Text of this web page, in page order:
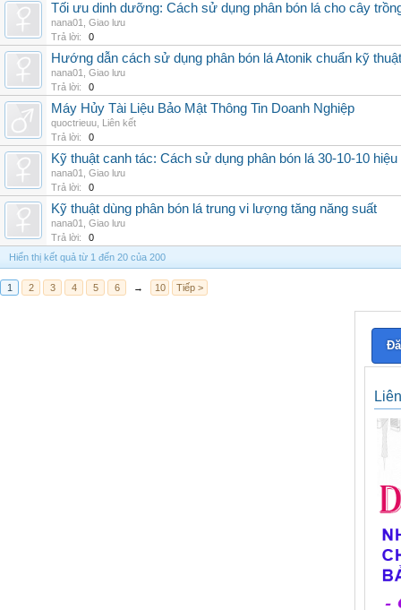
Tối ưu dinh dưỡng: Cách sử dụng phân bón lá cho cây
nana01
Giao lưu
Trả lời:
0
Hướng dẫn cách sử dụng phân bón lá Atonik chuẩn kỹ thuật
nana01
Giao lưu
Trả lời:
0
Máy Hủy Tài Liệu Bảo Mật Thông Tin Doanh Nghiệp
quoctrieuu Liên kết
Trả lời:
0
Kỹ thuật canh tác: Cách sử dụng phân bón lá 30-10-10 hiệu
nana01
Giao lưu
Trả lời:
0
Kỹ thuật dùng phân bón lá trung vi lượng tăng năng suất
nana01
Giao lưu
Trả lời:
0
Hiển thị kết quả từ 1 đến 20 của 200
1 2 3 4 5 6 → 10 Tiếp >